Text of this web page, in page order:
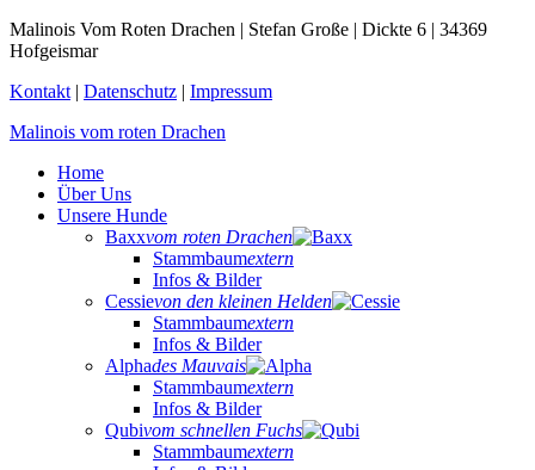
Malinois Vom Roten Drachen | Stefan Große | Dickte 6 | 34369
Hofgeismar
Kontakt | Datenschutz | Impressum
Malinois vom roten Drachen
Home
Über Uns
Unsere Hunde
Baxxvom roten Drachen
Stammbaumextern
Infos & Bilder
Cessievon den kleinen Helden
Stammbaumextern
Infos & Bilder
Alphades Mauvais
Stammbaumextern
Infos & Bilder
Qubivom schnellen Fuchs
Stammbaumextern